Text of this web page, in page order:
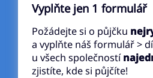
Vyplňte jen 1 formulář
Požádejte si o půjčku
a vyplňte náš formulář >
u všech společností
zjistíte, kde si půjčíte!